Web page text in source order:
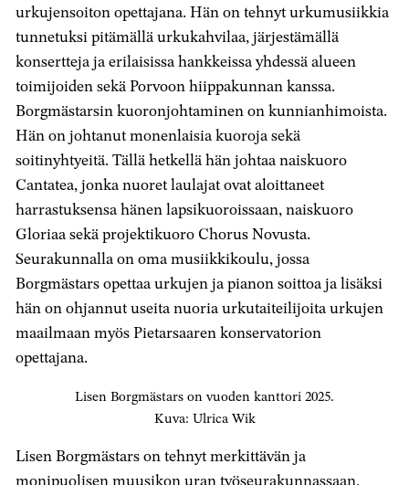
urkujensoiton opettajana. Hän on tehnyt urkumusiikkia
tunnetuksi pitämällä urkukahvilaa, järjestämällä
konsertteja ja erilaisissa hankkeissa yhdessä alueen
toimijoiden sekä Porvoon hiippakunnan kanssa.
Borgmästarsin kuoronjohtaminen on kunnianhimoista.
Hän on johtanut monenlaisia kuoroja sekä
soitinyhtyeitä. Tällä hetkellä hän johtaa naiskuoro
Cantatea, jonka nuoret laulajat ovat aloittaneet
harrastuksensa hänen lapsikuoroissaan, naiskuoro
Gloriaa sekä projektikuoro Chorus Novusta.
Seurakunnalla on oma musiikkikoulu, jossa
Borgmästars opettaa urkujen ja pianon soittoa ja lisäksi
hän on ohjannut useita nuoria urkutaiteilijoita urkujen
maailmaan myös Pietarsaaren konservatorion
opettajana.
Lisen Borgmästars on vuoden kanttori 2025.
Kuva: Ulrica Wik
Lisen Borgmästars on tehnyt merkittävän ja